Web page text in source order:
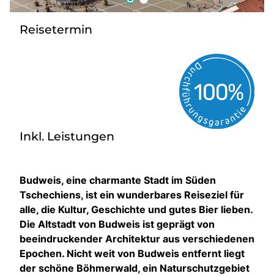
Reisetermin
Inkl. Leistungen
Budweis, eine charmante Stadt im Süden
Tschechiens, ist ein wunderbares Reiseziel für
alle, die Kultur, Geschichte und gutes Bier lieben.
Die Altstadt von Budweis ist geprägt von
beeindruckender Architektur aus verschiedenen
Epochen. Nicht weit von Budweis entfernt liegt
der schöne Böhmerwald, ein Naturschutzgebiet